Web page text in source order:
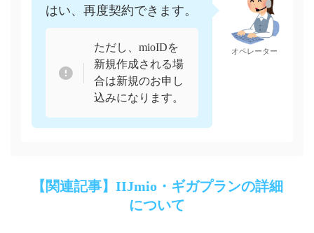
はい、再度契約できます。
ただし、mioIDを
新規作成される場
合は新規のお申し
込みになります。
オペレーター
【関連記事】IIJmio・ギガプランの詳細
について